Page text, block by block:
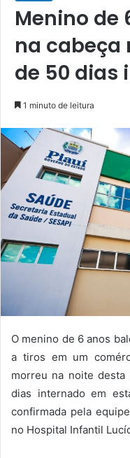
Menino de
na cabeça
de 50 dias
1 minuto de leitura
O menino de 6 anos
a tiros em um
morreu na noite
dias internado em
confirmada pela
no Hospital Infantil